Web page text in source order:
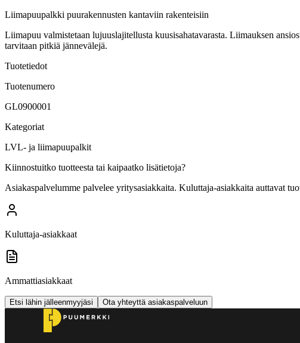
Liimapuupalkki puurakennusten kantaviin rakenteisiin
Liimapuu valmistetaan lujuuslajitellusta kuusisahatavarasta. Liimauksen
tarvitaan pitkiä jännevälejä.
Tuotetiedot
Tuotenumero
GL0900001
Kategoriat
LVL- ja liimapuupalkit
Kiinnostuitko tuotteesta tai kaipaatko lisätietoja?
Asiakaspalvelumme palvelee yritysasiakkaita. Kuluttaja-asiakkaita auttavat
Kuluttaja-asiakkaat
Ammattiasiakkaat
Etsi lähin jälleenmyyjäsi Ota yhteyttä asiakaspalveluun